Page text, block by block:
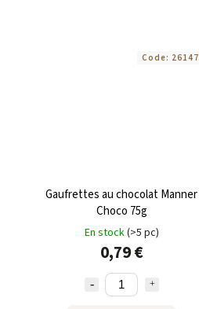
Gaufrettes au chocolat Manner
Choco 75g
En stock(>5 pc)
0,79 €
Code: 26147